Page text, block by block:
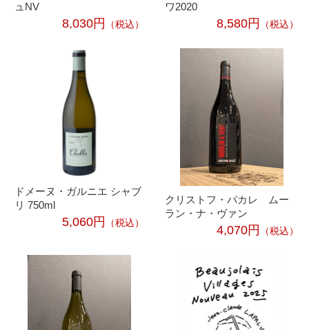
ュNV
8,030円 （税込）
ワ2020
8,580円 （税込）
ドメーヌ・ガルニエ シャブ
リ 750ml
5,060円 （税込）
クリストフ・パカレ ムー
ラン・ナ・ヴァン
4,070円 （税込）